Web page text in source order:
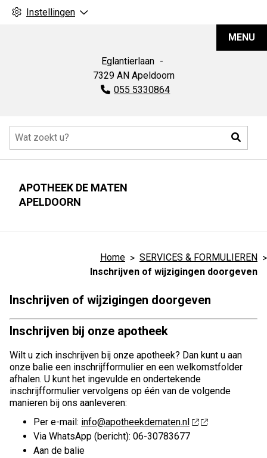
Instellingen
Eglantierlaan
7329 AN Apeldoorn
Tel:
055 5330864
MENU
APOTHEEK DE MATEN
APELDOORN
Home
SERVICES & FORMULIEREN
Inschrijven of wijzigingen doorgeven
Inschrijven of wijzigingen doorgeven
Inschrijven bij onze apotheek
Wilt u zich inschrijven bij onze apotheek? Dan kunt u aan
onze balie een inschrijfformulier en een welkomstfolder
afhalen. U kunt het ingevulde en ondertekende
inschrijfformulier vervolgens op één van de volgende
manieren bij ons aanleveren:
Per e-mail: info@apotheekdematen.nl
Via WhatsApp (bericht): 06-30783677
Aan de balie